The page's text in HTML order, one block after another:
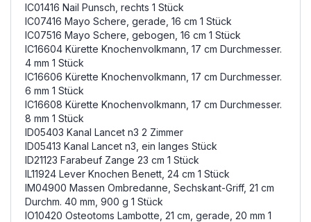
IC01416 Nail Punsch, rechts 1 Stück
IC07416 Mayo Schere, gerade, 16 cm 1 Stück
IC07516 Mayo Schere, gebogen, 16 cm 1 Stück
IC16604 Kürette Knochenvolkmann, 17 cm Durchmesser.
4 mm 1 Stück
IC16606 Kürette Knochenvolkmann, 17 cm Durchmesser.
6 mm 1 Stück
IC16608 Kürette Knochenvolkmann, 17 cm Durchmesser.
8 mm 1 Stück
ID05403 Kanal Lancet n3 2 Zimmer
ID05413 Kanal Lancet n3, ein langes Stück
ID21123 Farabeuf Zange 23 cm 1 Stück
IL11924 Lever Knochen Benett, 24 cm 1 Stück
IM04900 Massen Ombredanne, Sechskant-Griff, 21 cm
Durchm. 40 mm, 900 g 1 Stück
IO10420 Osteotoms Lambotte, 21 cm, gerade, 20 mm 1